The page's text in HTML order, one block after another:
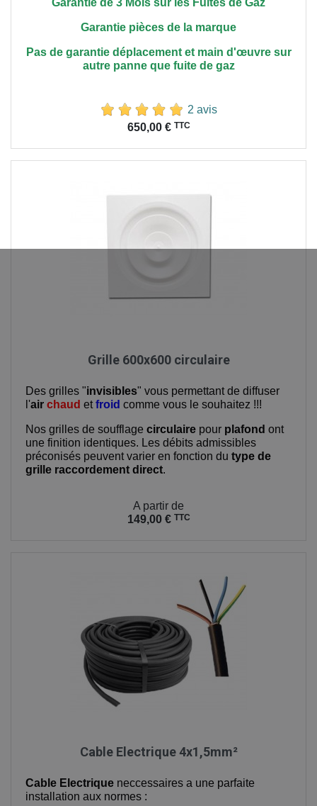
Garantie de 3 Mois sur les Fuites de Gaz
Garantie pièces de la marque
Pas de garantie déplacement et main d'œuvresur
autre panne que fuite de gaz
2 avis
650,00 € TTC
Grille 600x600 circulaire
Des grilles "invisibles" vous permettant de diffuser
l'air chaud etfroid comme vous le souhaitez !!!
Nos grilles de soufflage circulaire pour plafond ont
une finition identiques. Les débits admissibles
préconisés peuvent varier en fonction du type de
grille raccordement direct.
A partir de
149,00 € TTC
Cable Electrique 4x1,5mm²
Cable Electrique neccessaires a une parfaite
installation aux normes :